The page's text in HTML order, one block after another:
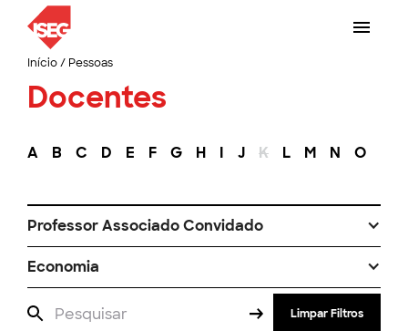
Início/ Pessoas
Docentes
A B C D E F G H I J K L M N O
Professor Associado Convidado
Economia
Limpar Filtros